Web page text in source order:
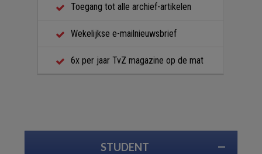
Toegang tot alle archief-artikelen
Wekelijkse e-mailnieuwsbrief
6x per jaar TvZ magazine op de mat
STUDENT